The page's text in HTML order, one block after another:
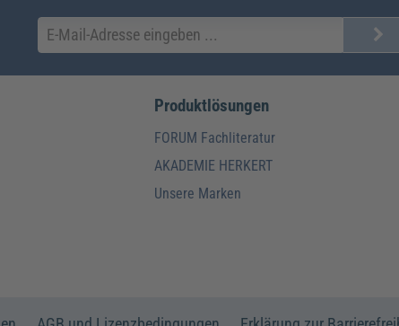
Produktlösungen
FORUM Fachliteratur
AKADEMIE HERKERT
Unsere Marken